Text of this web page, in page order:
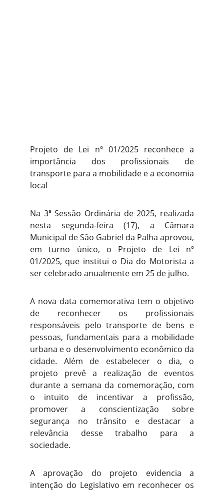
Projeto de Lei nº 01/2025 reconhece a
importância dos profissionais de
transporte para a mobilidade e a economia
local
Na 3ª Sessão Ordinária de 2025, realizada
nesta segunda-feira (17), a Câmara
Municipal de São Gabriel da Palha aprovou,
em turno único, o Projeto de Lei nº
01/2025, que institui o Dia do Motorista a
ser celebrado anualmente em 25 de julho.
A nova data comemorativa tem o objetivo
de reconhecer os profissionais
responsáveis pelo transporte de bens e
pessoas, fundamentais para a mobilidade
urbana e o desenvolvimento econômico da
cidade. Além de estabelecer o dia, o
projeto prevê a realização de eventos
durante a semana da comemoração, com
o intuito de incentivar a profissão,
promover a conscientização sobre
segurança no trânsito e destacar a
relevância desse trabalho para a
sociedade.
A aprovação do projeto evidencia a
intenção do Legislativo em reconhecer os